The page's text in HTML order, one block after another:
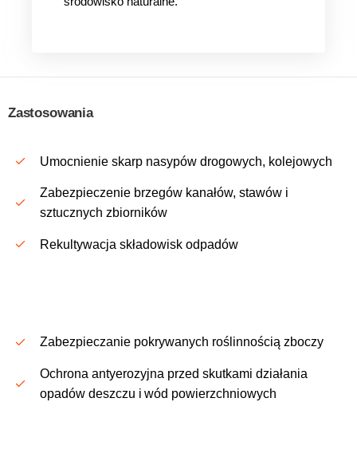
Zastosowania
Umocnienie skarp nasypów drogowych, kolejowych
Zabezpieczenie brzegów kanałów, stawów i
sztucznych zbiorników
Rekultywacja składowisk odpadów
Zabezpieczanie pokrywanych roślinnością zboczy
Ochrona antyerozyjna przed skutkami działania
opadów deszczu i wód powierzchniowych